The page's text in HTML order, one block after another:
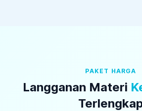
PAKET HARGA
Langganan Materi